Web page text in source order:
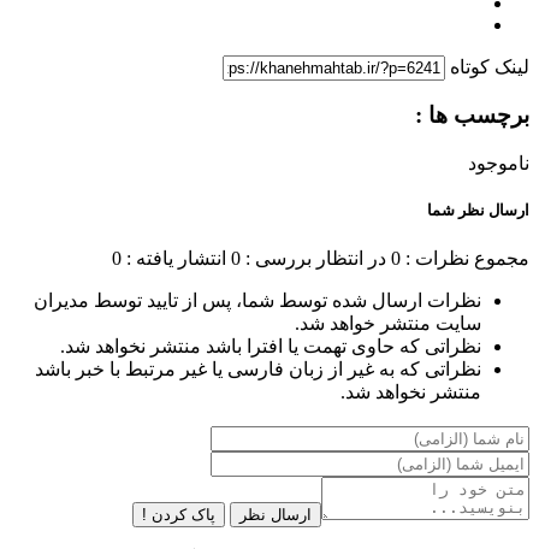
لینک کوتاه
برچسب ها :
ناموجود
ارسال نظر شما
مجموع نظرات : 0 در انتظار بررسی : 0 انتشار یافته : 0
نظرات ارسال شده توسط شما، پس از تایید توسط مدیران
سایت منتشر خواهد شد.
نظراتی که حاوی تهمت یا افترا باشد منتشر نخواهد شد.
نظراتی که به غیر از زبان فارسی یا غیر مرتبط با خبر باشد
منتشر نخواهد شد.
ارسال نظر پاک کردن !